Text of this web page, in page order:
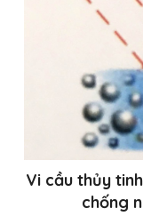
Vi cầu thủy
chống